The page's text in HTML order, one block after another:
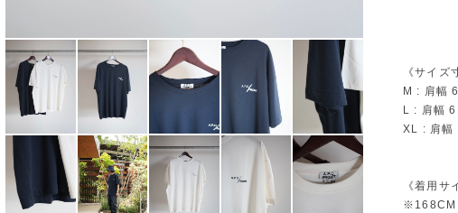
《サイズ
M : 肩幅
L : 肩幅
XL : 肩幅
《着用サ
※168CM